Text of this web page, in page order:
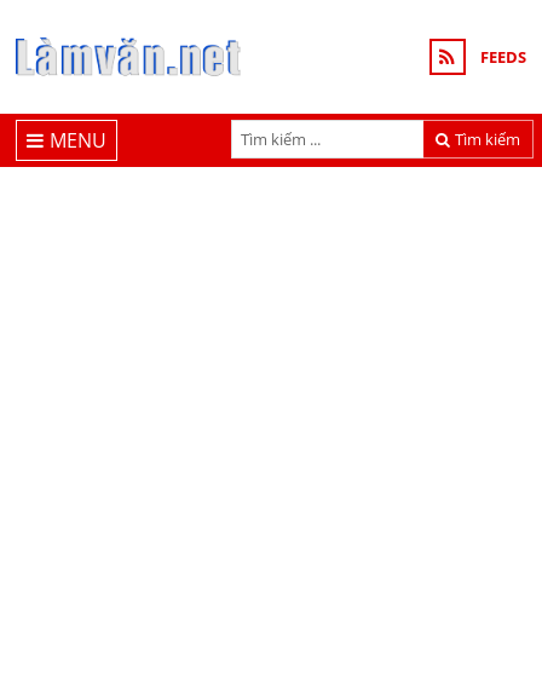
FEEDS
Tìm kiếm
MENU